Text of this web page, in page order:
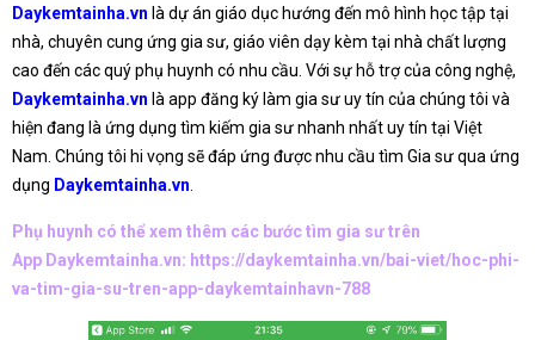
Daykemtainha.vn là dự án giáo dục hướng đến mô hình học tập tại
nhà, chuyên cung ứng gia sư, giáo viên dạy kèm tại nhà chất lượng
cao đến các quý phụ huynh có nhu cầu. Với sự hỗ trợ của công nghệ,
Daykemtainha.vn là app đăng ký làm gia sư uy tín của chúng tôi và
hiện đang là ứng dụng tìm kiếm gia sư nhanh nhất uy tín tại Việt
Nam. Chúng tôi hi vọng sẽ đáp ứng được nhu cầu tìm Gia sư qua ứng
dụng Daykemtainha.vn.
Phụ huynh có thể xem thêm các bước tìm gia sư trên
App Daykemtainha.vn: https://daykemtainha.vn/bai-viet/hoc-phi-
va-tim-gia-su-tren-app-daykemtainhavn-788